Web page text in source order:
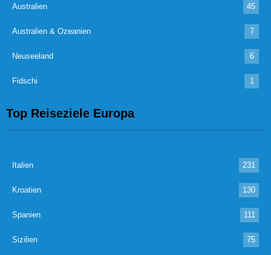
Australien 45
Australien & Ozeanien 7
Neuseeland 6
Fidschi 1
Top Reiseziele Europa
Italien 231
Kroatien 130
Spanien 111
Sizilien 75